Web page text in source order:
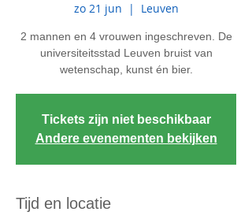
zo 21 jun
  |
Leuven
2 mannen en 4 vrouwen ingeschreven. De
universiteitsstad Leuven bruist van
wetenschap, kunst én bier.
Tickets zijn niet beschikbaar
Andere evenementen bekijken
Tijd en locatie